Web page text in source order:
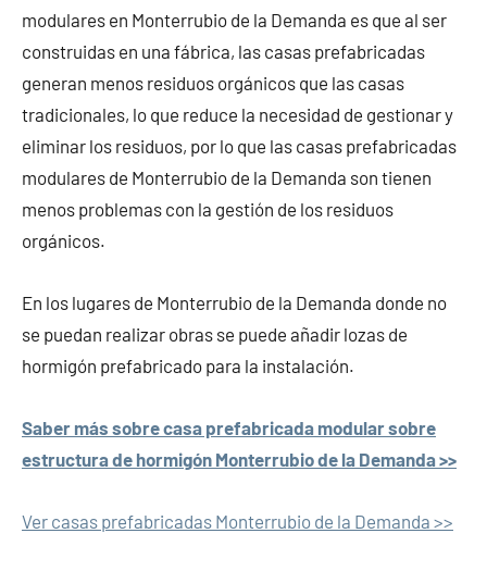
modulares en Monterrubio de la Demanda es que al ser
construidas en una fábrica, las casas prefabricadas
generan menos residuos orgánicos que las casas
tradicionales, lo que reduce la necesidad de gestionar y
eliminar los residuos, por lo que las casas prefabricadas
modulares de Monterrubio de la Demanda son tienen
menos problemas con la gestión de los residuos
orgánicos.
En los lugares de Monterrubio de la Demanda donde no
se puedan realizar obras se puede añadir lozas de
hormigón prefabricado para la instalación.
Saber más sobre casa prefabricada modular sobre
estructura de hormigón Monterrubio de la Demanda >>
Ver casas prefabricadas Monterrubio de la Demanda >>